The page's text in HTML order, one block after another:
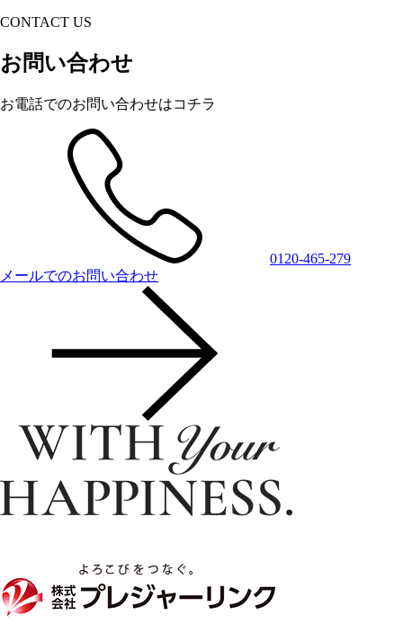
CONTACT US
お問い合わせ
お電話でのお問い合わせはコチラ
0120-465-279
メールでのお問い合わせ